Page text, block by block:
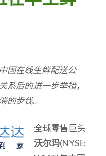
国在线生鲜配送公
系后的进一步举措，
的步伐。
全球零售巨头
沃尔玛(NYSE: